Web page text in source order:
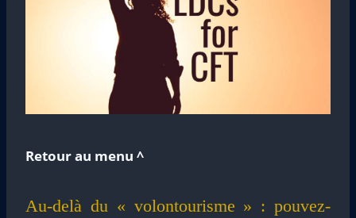
Retour au menu ^
Au-delà du « volontourisme » : pouvez-